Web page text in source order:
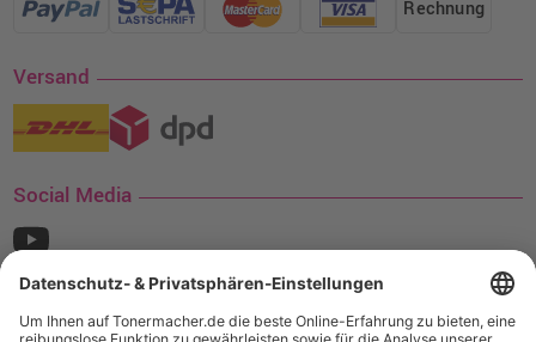
Rechnung
Versand
Social Media
¹ Nur gültig für den Versand innerhalb Deutschlands. Befindet sich ein Warenwert
von mindestens 35€ (inkl. Mwst.) an Ampertec Artikeln in Ihrem Warenkorb, ist der